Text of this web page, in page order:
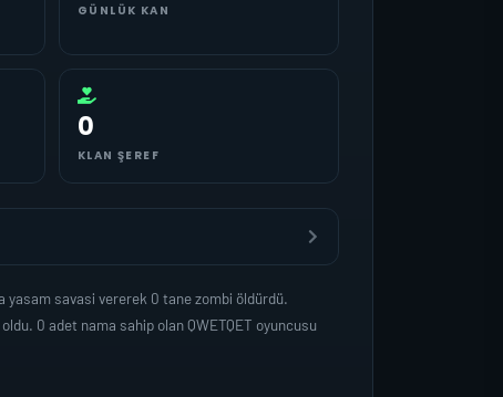
GÜNLÜK KAN
0
KLAN ŞEREF
yasam savasi vererek 0 tane zombi öldürdü.
0 adet nama sahip olan QWETQET oyuncusu